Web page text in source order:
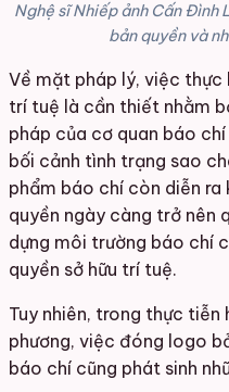
Nghệ sĩ Nhiếp ảnh Cấn Đình
bản quyền và
Về mặt pháp lý, việc thực
trí tuệ là cần thiết nhằm
pháp của cơ quan báo
bối cảnh tình trạng sao
phẩm báo chí còn diễn ra
quyền ngày càng trở nên
dựng môi trường báo chí
quyền sở hữu trí tuệ.
Tuy nhiên, trong thực
phương, việc đóng logo
báo chí cũng phát sinh